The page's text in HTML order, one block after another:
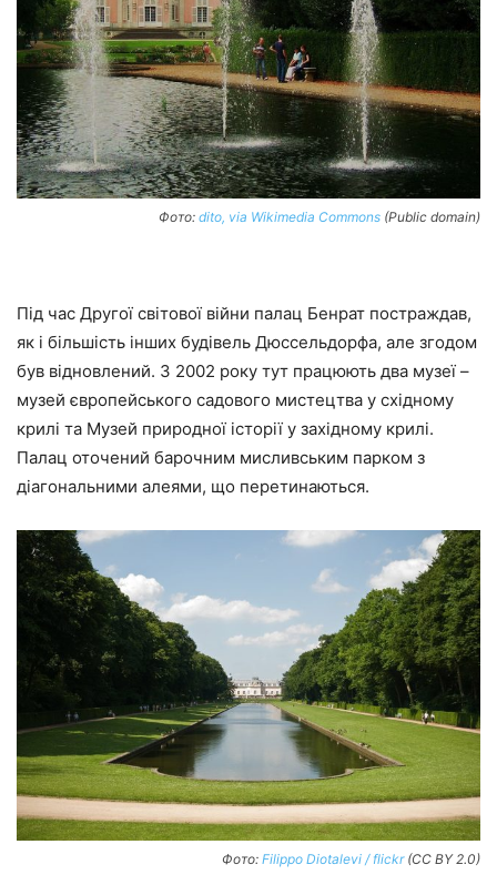
Фото: dito, via Wikimedia Commons (Public domain)
Під час Другої світової війни палац Бенрат постраждав,
як і більшість інших будівель Дюссельдорфа, але згодом
був відновлений. З 2002 року тут працюють два музеї –
музей європейського садового мистецтва у східному
крилі та Музей природної історії у західному крилі.
Палац оточений барочним мисливським парком з
діагональними алеями, що перетинаються.
Фото: Filippo Diotalevi / flickr(CC BY 2.0)